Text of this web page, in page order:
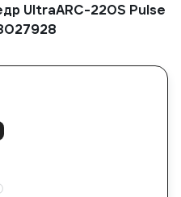
UltraARC-220S Pulse